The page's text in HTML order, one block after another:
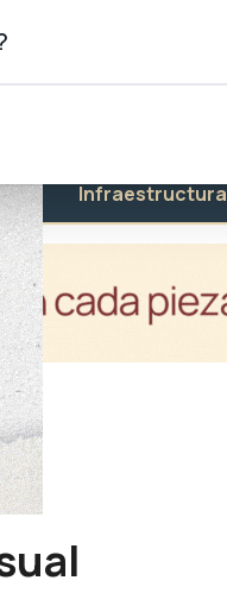
Infraestructura